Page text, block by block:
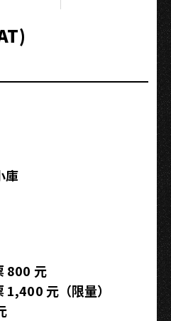
庫
800 元
元（限量）